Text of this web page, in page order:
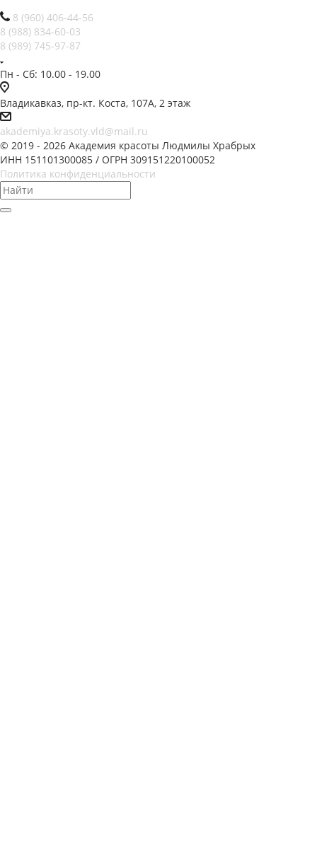
8 (960) 406-44-56
8 (988) 834-60-03
8 (989) 745-97-87
Пн - Сб: 10.00 - 19.00
Владикавказ, пр-кт. Коста, 107А, 2 этаж
akademiya.krasoty.vld@mail.ru
© 2019 - 2026 Академия красоты Людмилы Храбрых
ИНН 151101300085 / ОГРН 309151220100052
Политика конфиденциальности